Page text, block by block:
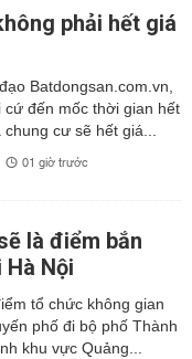
phải hết giá
Batdongsan.com.vn,
cứ đến mốc thời gian hết
cư sẽ hết giá...
01 giờ trước
là điểm bắn
Nội
tổ chức không gian
phố đi bộ phố Thành
khu vực Quảng...